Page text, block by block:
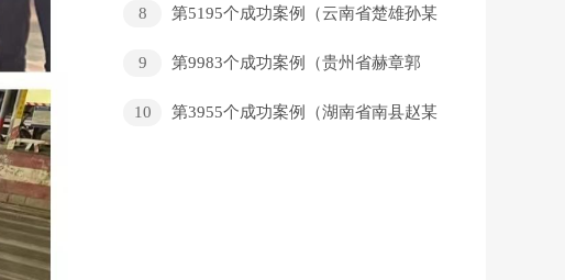
8
第5195个成功案例（云南省楚雄孙某
9
第9983个成功案例（贵州省赫章郭
10
第3955个成功案例（湖南省南县赵某